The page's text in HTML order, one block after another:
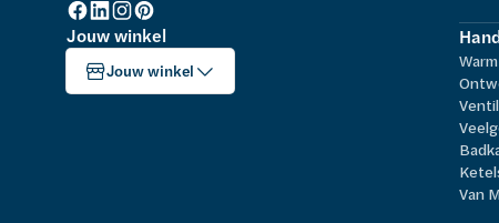
Jouw winkel
Jouw winkel
Van